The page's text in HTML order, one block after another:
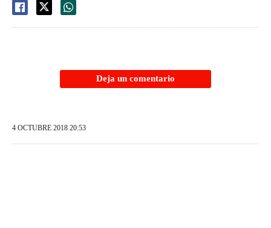
Deja un comentario
4 OCTUBRE 2018 20:53